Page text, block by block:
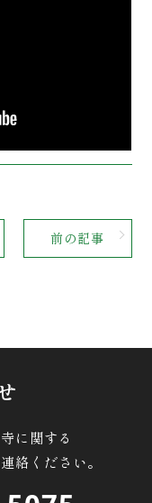
前の記事
に関する
絡ください。